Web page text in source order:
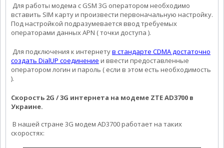
Для работы модема с GSM 3G оператором необходимо
вставить SIM карту и произвести первоначальную настройку.
Под настройкой подразумевается ввод требуемых
операторами данных APN ( точки доступа ).
Для подключения к интернетув стандарте CDMA достаточно
создать DialUP соединение и ввести предоставленные
оператором логин и пароль ( если в этом есть необходимость
).
Скорость 2G / 3G интернета на модеме ZTE AD3700 в
Украине.
В нашей стране 3G модем AD3700 работает на таких
скоростях: